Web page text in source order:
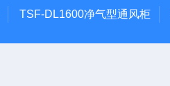
TSF-DL1600净气型通风柜